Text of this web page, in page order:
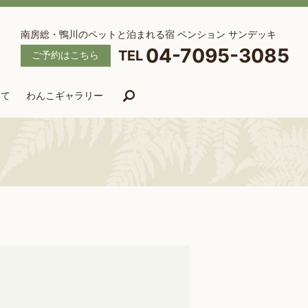
わんこギャラリー
南房総・鴨川のペットと泊まれる宿 ペンション サンデッキ
ご予約はこちら
04-7095-3085